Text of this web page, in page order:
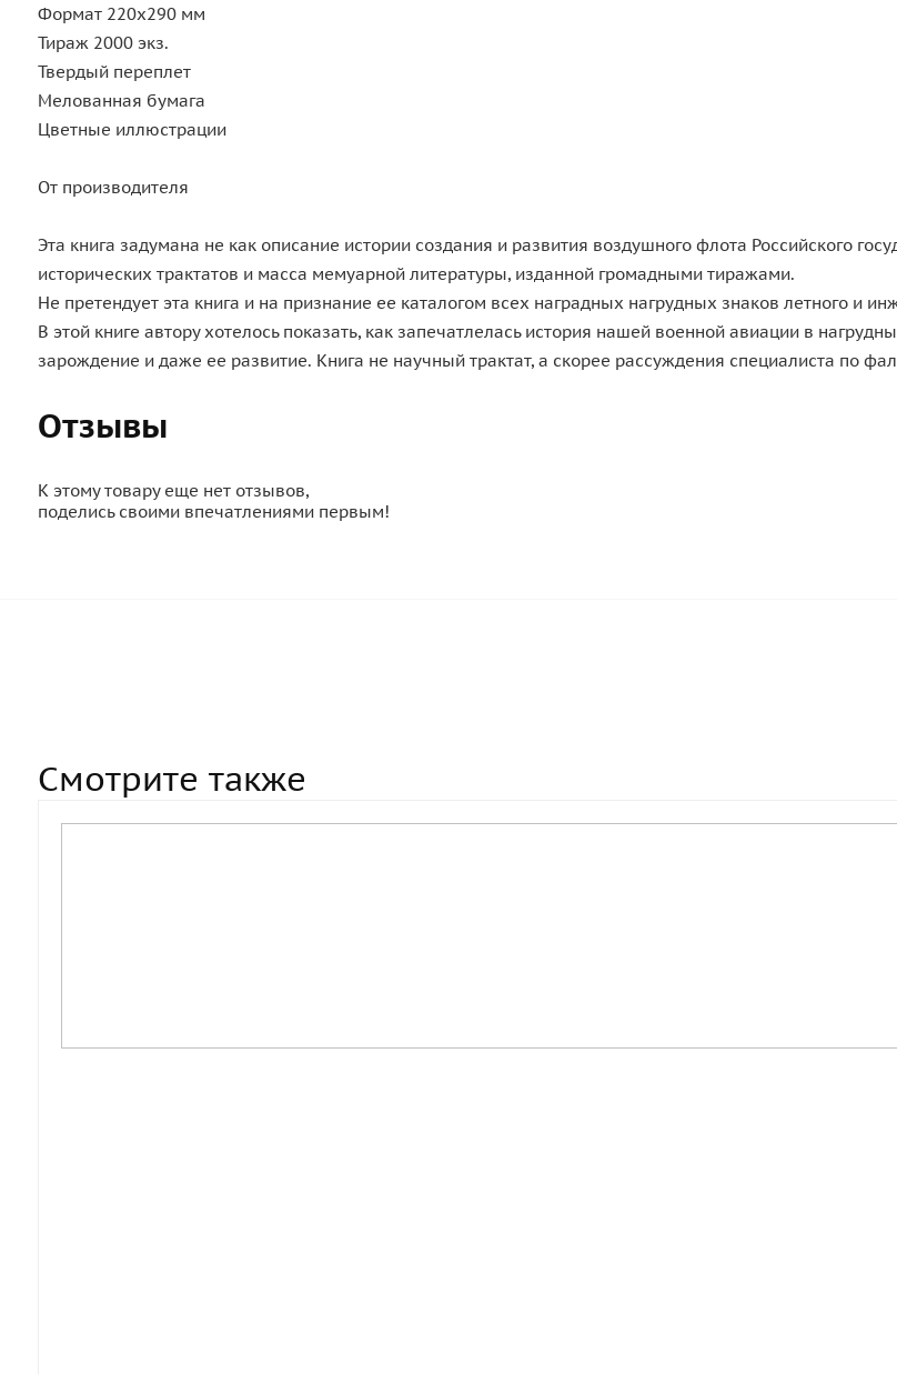
Формат 220х290 мм
Тираж 2000 экз.
Твердый переплет
Мелованная бумага
Цветные иллюстрации
От производителя
Эта книга задумана не как описание истории создания и развития воздушного флота Российского
исторических трактатов и масса мемуарной литературы, изданной громадными тиражами.
Не претендует эта книга и на признание ее каталогом всех наградных нагрудных знаков летного и
В этой книге автору хотелось показать, как запечатлелась история нашей военной авиации в
зарождение и даже ее развитие. Книга не научный трактат, а скорее рассуждения специалиста по
Отзывы
К этому товару еще нет отзывов,
поделись своими впечатлениями первым!
Смотрите также